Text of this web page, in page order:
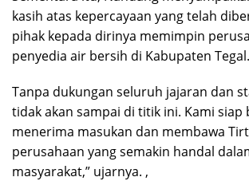
kasih atas kepercayaan yang telah
pihak kepada dirinya memimpin
penyedia air bersih di Kabupaten Tegal.
Tanpa dukungan seluruh jajaran dan
tidak akan sampai di titik ini. Kami siap
menerima masukan dan membawa
perusahaan yang semakin handal
masyarakat,” ujarnya. ,